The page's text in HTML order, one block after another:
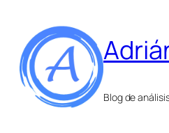
contenido
Blog de